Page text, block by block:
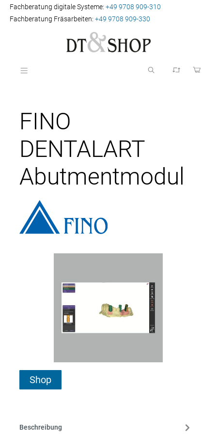
Fachberatung digitale Systeme: +49 9708 909-310
Fachberatung Fräsarbeiten: +49 9708 909-330
FINO
DENTALART
Abutmentmodul
Shop
Beschreibung